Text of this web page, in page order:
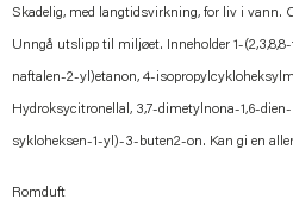
Skadelig, med langtidsvirkning, for liv i vann.
Unngå utslipp til miljøet. Inneholder 1-
naftalen-2-yl)etanon, 4-
Hydroksycitronellal, 3,7-dimetylnona-1,6-
sykloheksen-1-yl)-3-buten2-on. Kan gi en
Romduft